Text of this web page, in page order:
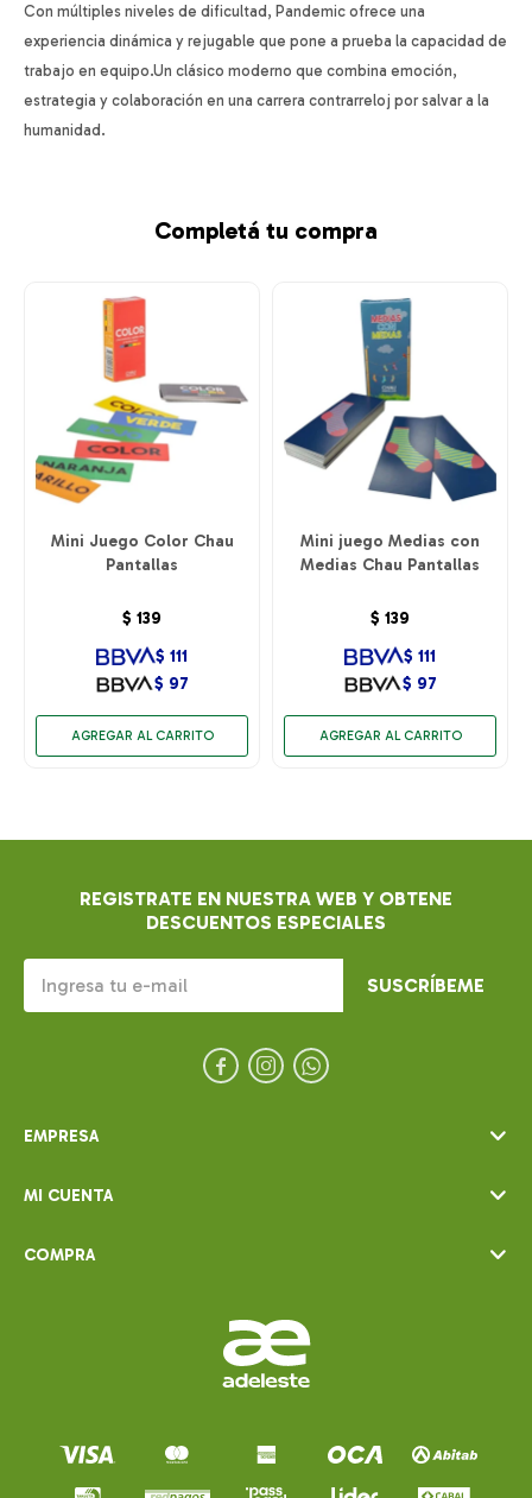
Con múltiples niveles de dificultad, Pandemic ofrece una
experiencia dinámica y rejugable que pone a prueba la capacidad de
trabajo en equipo.Un clásico moderno que combina emoción,
estrategia y colaboración en una carrera contrarreloj por salvar a la
humanidad.
Completá tu compra
Mini Juego Color Chau
Pantallas
$ 139
$ 97
$ 111
Mini juego Medias con
Medias Chau Pantallas
$ 139
$ 97
$ 111
EMPRESA
MI CUENTA
COMPRA
REGISTRATE EN NUESTRA WEB Y OBTENE
DESCUENTOS ESPECIALES
SUSCRÍBEME
  